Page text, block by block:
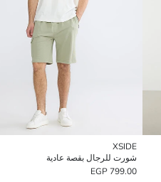
XSIDE
شورت للرجال بقصة عادية
799.00 EGP